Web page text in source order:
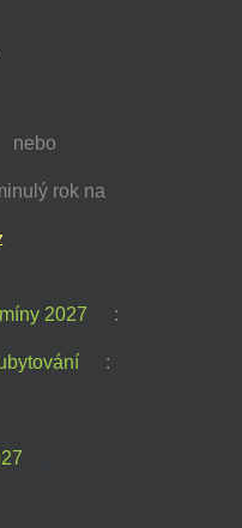
nebo
rok na
2027 :
: